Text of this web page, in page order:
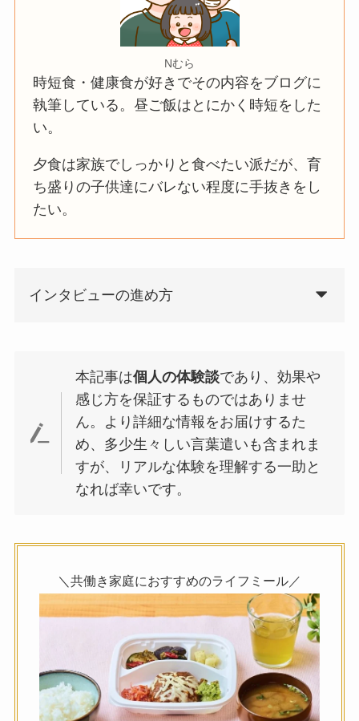
Nむら
時短食・健康食が好きでその内容をブログに
執筆している。昼ご飯はとにかく時短をした
い。
夕食は家族でしっかりと食べたい派だが、育
ち盛りの子供達にバレない程度に手抜きをし
たい。
インタビューの進め方
本記事は個人の体験談であり、効果や
感じ方を保証するものではありませ
ん。より詳細な情報をお届けするた
め、多少生々しい言葉遣いも含まれま
すが、リアルな体験を理解する一助と
なれば幸いです。
＼共働き家庭におすすめのライフミール／